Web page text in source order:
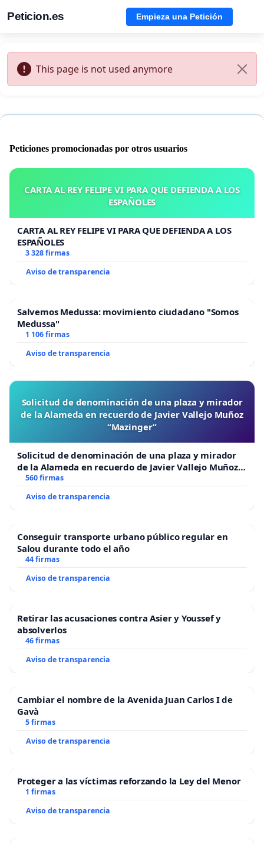
Peticion.es Empieza una Petición
This page is not used anymore
Peticiones promocionadas por otros usuarios
CARTA AL REY FELIPE VI PARA QUE DEFIENDA A LOS
ESPAÑOLES
CARTA AL REY FELIPE VI PARA QUE DEFIENDA A LOS
ESPAÑOLES
3 328 firmas
Aviso de transparencia
Salvemos Medussa: movimiento ciudadano "Somos
Medussa"
1 106 firmas
Aviso de transparencia
Solicitud de denominación de una plaza y mirador
de la Alameda en recuerdo de Javier Vallejo Muñoz
“Mazinger”
Solicitud de denominación de una plaza y mirador
de la Alameda en recuerdo de Javier Vallejo Muñoz
“Mazinger”
560 firmas
Aviso de transparencia
Conseguir transporte urbano público regular en
Salou durante todo el año
44 firmas
Aviso de transparencia
Retirar las acusaciones contra Asier y Youssef y
absolverlos
46 firmas
Aviso de transparencia
Cambiar el nombre de la Avenida Juan Carlos I de
Gavà
5 firmas
Aviso de transparencia
Proteger a las víctimas reforzando la Ley del Menor
1 firmas
Aviso de transparencia